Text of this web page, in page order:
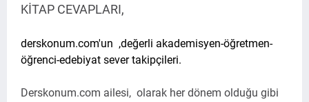
KİTAP CEVAPLARI,
derskonum.com'un ,değerli akademisyen-öğretmen-
öğrenci-edebiyat sever takipçileri.
Derskonum.com ailesi, olarak her dönem olduğu gibi